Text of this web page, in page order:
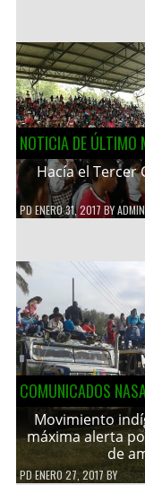
NOTICIA DE ÚLTIMO
Hacía el Tercer
PDENERO 31, 2017 BYADMIN
COMUNICADOS
Movimiento
máxima alerta
de
PDENERO 27, 2017 BY